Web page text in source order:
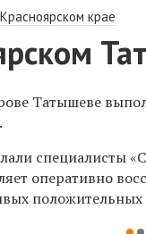
крае
Татышеве
специалисты
оперативно
положительных